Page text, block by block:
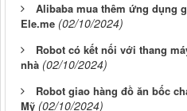
Alibaba mua thêm ứng dụng
Ele.me (02/10/2024)
Robot có kết nối với thang
nhà (02/10/2024)
Robot giao hàng đồ ăn bốc
Mỹ (02/10/2024)